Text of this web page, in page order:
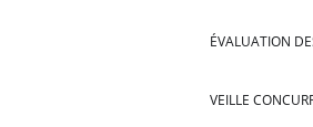
ÉVALUATION
VEILLE